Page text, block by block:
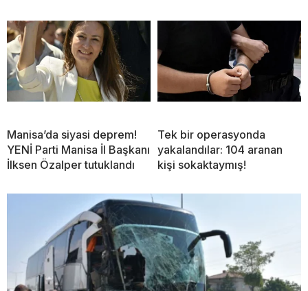
Manisa’da siyasi deprem!
YENİ Parti Manisa İl Başkanı
İlksen Özalper tutuklandı
Tek bir operasyonda
yakalandılar: 104 aranan
kişi sokaktaymış!